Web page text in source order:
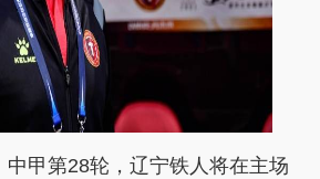
中甲第28轮，辽宁铁人将在主场